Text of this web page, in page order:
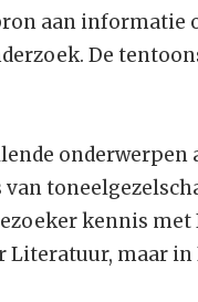
aan informatie
De
onderwerpen
kennis met
Literatuur, maar in